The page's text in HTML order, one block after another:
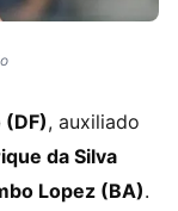
(DF), auxiliado
da Silva
Lopez (BA).